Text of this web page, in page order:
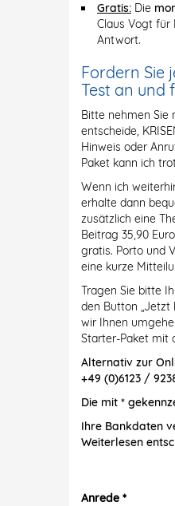
Gratis: Die
Claus Vogt für
Antwort.
Fordern Sie
Test an und
Bitte nehmen Sie
entscheide,
Hinweis oder
Paket kann ich
Wenn ich
erhalte dann
zusätzlich eine
Beitrag 35,90
gratis. Porto und
eine kurze
Tragen Sie bitte
den Button „Jetzt
wir Ihnen
Starter-Paket mit
Alternativ zur
+49 (0)6123 /
Die mit *
Ihre Bankdaten
Weiterlesen
Anrede